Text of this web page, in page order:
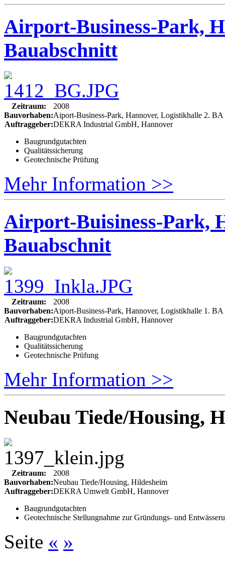
Airport-Business-Park,
Bauabschnitt
Zeitraum:
2008
Bauvorhaben:Aiport-Business-Park, Hannover, Logistikhalle 2. BA
Auftraggeber:DEKRA Industrial GmbH, Hannover
Baugrundgutachten
Qualitätssicherung
Geotechnische Prüfung
Mehr Information >>
Airport-Buisiness-Park,
Bauabschnit
Zeitraum:
2008
Bauvorhaben:Aiport-Business-Park, Hannover, Logistikhalle 1. BA
Auftraggeber:DEKRA Industrial GmbH, Hannover
Baugrundgutachten
Qualitätssicherung
Geotechnische Prüfung
Mehr Information >>
Neubau Tiede/Housing,
Zeitraum:
2008
Bauvorhaben:Neubau Tiede/Housing, Hildesheim
Auftraggeber:DEKRA Umwelt GmbH, Hannover
Baugrundgutachten
Geotechnische Stellungnahme zur Gründungs- und
Seite « »